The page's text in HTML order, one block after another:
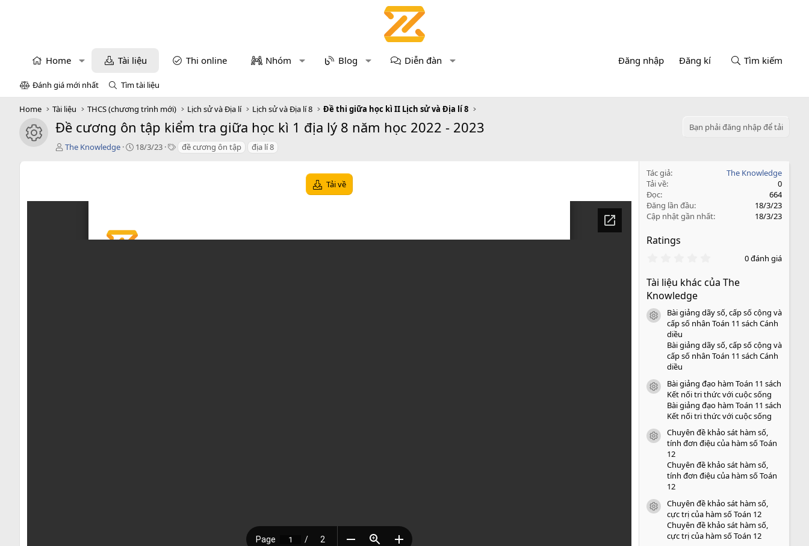
Home Tài liệu Thi online Nhóm Blog Diễn đàn Đăng nhập Đăng kí Tìm kiếm
Đánh giá mới nhất Tìm tài liệu
Home Tài liệu THCS (chương trình mới) Lịch sử và Địa lí Lịch sử và Địa lí 8 Đề thi giữa học kì II Lịch sử và Địa lí 8
icon tài liệu
Đề cương ôn tập kiểm tra giữa học kì 1 địa lý 8 năm học 2022 - 2023
Bạn phải đăng nhập để tải
T
ả
The Knowledge
C
d
18/3/23
T đề cương ôn tập địa lí 8
Tải về
Tác giả
The Knowledge
Tải về
0
Đọc
664
Đăng lần đầu
18/3/23
Cập nhật gần nhất
18/3/23
Ratings
0
0
o
0 đánh giá
Tài liệu khác của The
Knowledge
icon tài liệu
Bài giảng dãy số, cấp số cộng và
cấp số nhân Toán 11 sách Cánh
diều
Bài giảng dãy số, cấp số cộng và
cấp số nhân Toán 11 sách Cánh
diều
icon tài liệu
Bài giảng đạo hàm Toán 11 sách
Kết nối tri thức với cuộc sống
Bài giảng đạo hàm Toán 11 sách
Kết nối tri thức với cuộc sống
icon tài liệu
Chuyên đề khảo sát hàm số,
tính đơn điệu của hàm số Toán
12
Chuyên đề khảo sát hàm số,
tính đơn điệu của hàm số Toán
12
icon tài liệu
Chuyên đề khảo sát hàm số,
cực trị của hàm số Toán 12
Chuyên đề khảo sát hàm số,
cực trị của hàm số Toán 12